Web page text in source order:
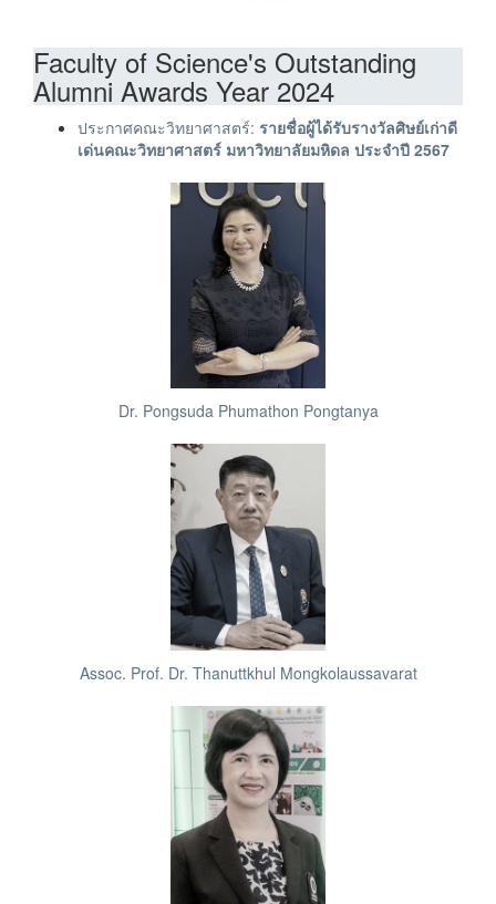
Faculty of Science's Outstanding
Alumni Awards Year 2024
ประกาศคณะวิทยาศาสตร์: รายชื่อผู้ได้รับรางวัลศิษย์เก่าดี
เด่นคณะวิทยาศาสตร์ มหาวิทยาลัยมหิดล ประจำปี 2567
Dr. Pongsuda Phumathon Pongtanya
Assoc. Prof. Dr. Thanuttkhul Mongkolaussavarat